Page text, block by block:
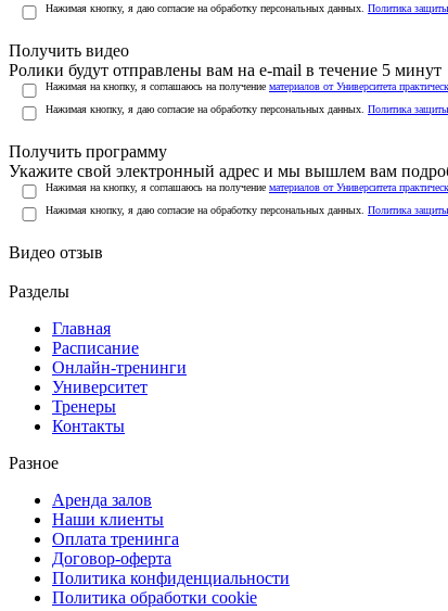
Нажимая кнопку, я даю согласие на обработку персональных данных. Политика
Получить видео
Ролики будут отправлены вам на e-mail в течение 5 минут
Нажимая на кнопку, я соглашаюсь на получение материалов от Университета
Нажимая кнопку, я даю согласие на обработку персональных данных. Политика
Получить программу
Укажите свой электронный адрес и мы вышлем вам
Нажимая на кнопку, я соглашаюсь на получение материалов от Университета
Нажимая кнопку, я даю согласие на обработку персональных данных. Политика
Видео отзыв
Разделы
Главная
Расписание
Онлайн-тренинги
Университет
Тренеры
Контакты
Разное
Аренда залов
Наши клиенты
Оплата тренинга
Договор-оферта
Политика конфиденциальности
Политика обработки cookie